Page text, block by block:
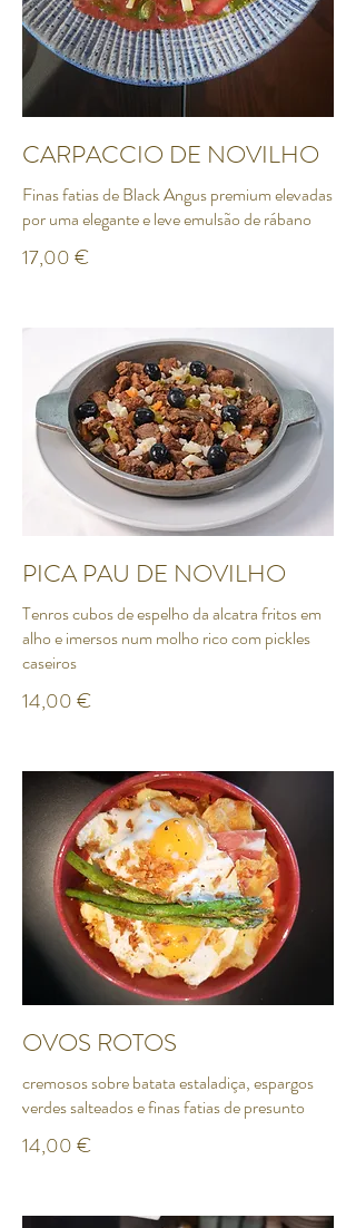
CARPACCIO DE NOVILHO
Finas fatias de Black Angus premium elevadas
por uma elegante e leve emulsão de rábano
17,00 €
PICA PAU DE NOVILHO
Tenros cubos de espelho da alcatra fritos em
alho e imersos num molho rico com pickles
caseiros
14,00 €
OVOS ROTOS
cremosos sobre batata estaladiça, espargos
verdes salteados e finas fatias de presunto
14,00 €